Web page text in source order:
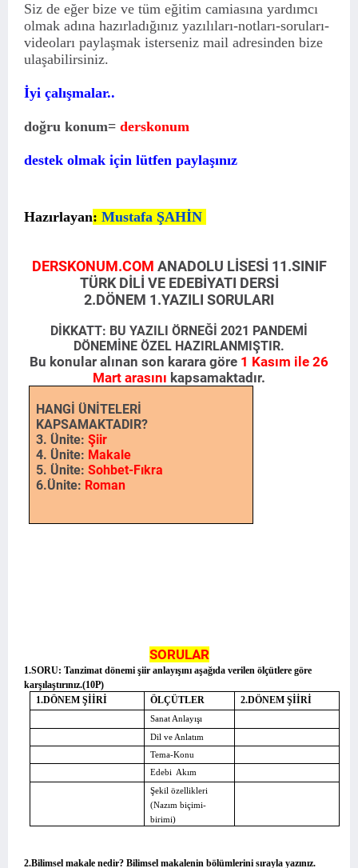
Siz de eğer bize ve tüm eğitim camiasına yardımcı
olmak adına hazırladığınız yazılıları-notları-soruları-
videoları paylaşmak isterseniz mail adresinden bize
ulaşabilirsiniz.
İyi çalışmalar..
doğru konum= derskonum
destek olmak için lütfen paylaşınız
Hazırlayan: Mustafa ŞAHİN
DERSKONUM.COM ANADOLU LİSESİ 11.SINIF
TÜRK DİLİ VE EDEBİYATI DERSİ
2.DÖNEM 1.YAZILI SORULARI
DİKKATT: BU YAZILI ÖRNEĞİ 2021 PANDEMİ
DÖNEMİNE ÖZEL HAZIRLANMIŞTIR.
Bu konular alınan son karara göre 1 Kasım ile 26
Mart arasını kapsamaktadır.
HANGİ ÜNİTELERİ
KAPSAMAKTADIR?
3. Ünite: Şiir
4. Ünite: Makale
5. Ünite: Sohbet-Fıkra
6.Ünite: Roman
SORULAR
1.SORU: Tanzimat dönemi şiir anlayışını aşağıda verilen ölçütlere göre
karşılaştırınız.(10P)
1.DÖNEM ŞİİRİ
ÖLÇÜTLER 2.DÖNEM ŞİİRİ
Sanat Anlayışı
Dil ve Anlatım
Tema-Konu
Edebi
Akım
Şekil özellikleri
(Nazım biçimi-
birimi)
2.Bilimsel makale nedir? Bilimsel makalenin bölümlerini sırayla yazınız.